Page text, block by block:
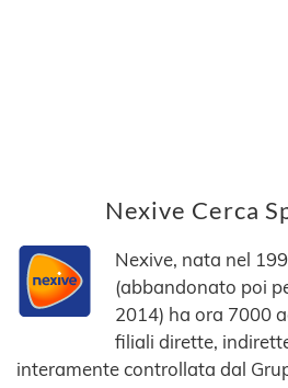
Nexive Cerca
Nexive, nata nel
(abbandonato poi
2014) ha ora 7000
filiali dirette,
interamente controllata dal